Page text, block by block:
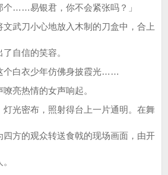
个……易银君，你不会紧张吗？」
武刀小心地放入木制的刀盒中，合上
自信的笑容。
白衣少年仿佛身披霞光……
亮热情的女声响起。
光密布，照射得台上一片通明。在舞
四方的观众转送食戟的现场画面，由开